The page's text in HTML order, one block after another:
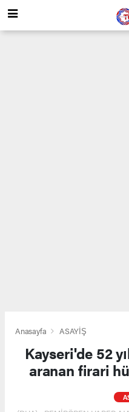
Anasayfa ASAYİŞ
Kayseri'de 52
aranan firari